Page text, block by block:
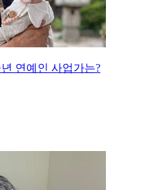
연예인 사업가는?